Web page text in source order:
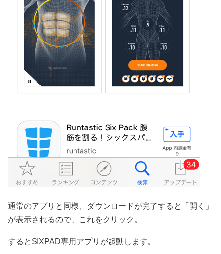
通常のアプリと同様、ダウンロードが完了すると「開く」
が表示されるので、これをクリック。
するとSIXPAD専用アプリが起動します。